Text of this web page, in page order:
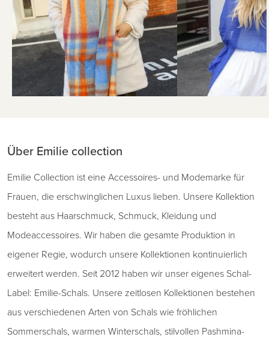
Über Emilie collection
Emilie Collection ist eine Accessoires- und Modemarke für
Frauen, die erschwinglichen Luxus lieben. Unsere Kollektion
besteht aus Haarschmuck, Schmuck, Kleidung und
Modeaccessoires. Wir haben die gesamte Produktion in
eigener Regie, wodurch unsere Kollektionen kontinuierlich
erweitert werden. Seit 2012 haben wir unser eigenes Schal-
Label: Emilie-Schals. Unsere zeitlosen Kollektionen bestehen
aus verschiedenen Arten von Schals wie fröhlichen
Sommerschals, warmen Winterschals, stilvollen Pashmina-